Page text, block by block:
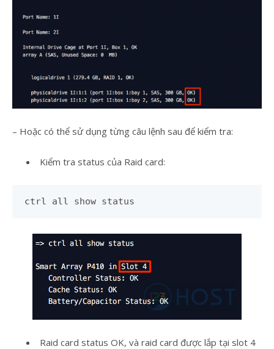
– Hoặc có thể sử dụng từng câu lệnh sau để kiểm tra:
Kiểm tra status của Raid card:
ctrl all show status
Raid card status OK, và raid card được lắp tại slot 4